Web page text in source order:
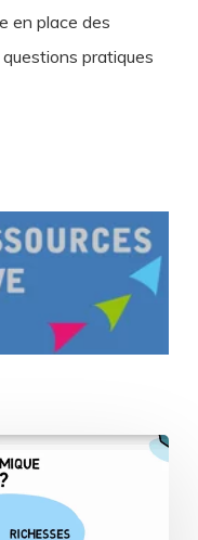
en place des
pratiques